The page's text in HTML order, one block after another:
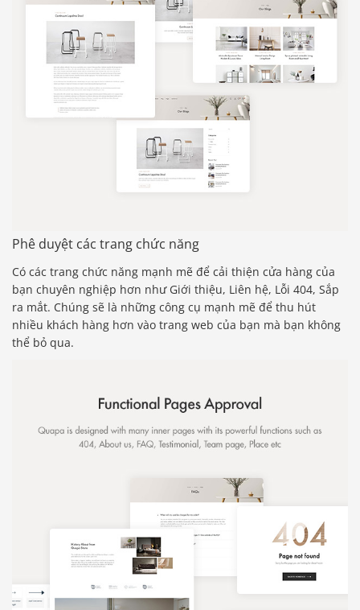
Phê duyệt các trang chức năng
Có các trang chức năng mạnh mẽ để cải thiện cửa hàng của
bạn chuyên nghiệp hơn như Giới thiệu, Liên hệ, Lỗi 404, Sắp
ra mắt. Chúng sẽ là những công cụ mạnh mẽ để thu hút
nhiều khách hàng hơn vào trang web của bạn mà bạn không
thể bỏ qua.